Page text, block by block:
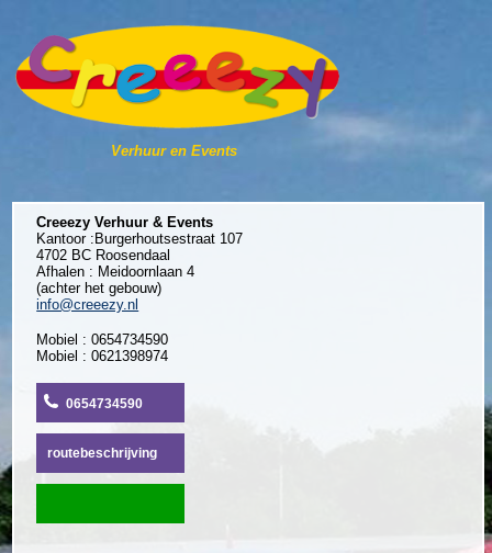
Verhuur en Events
Creeezy Verhuur & Events
Kantoor :Burgerhoutsestraat 107
4702 BC Roosendaal
Afhalen : Meidoornlaan 4
(achter het gebouw)
info@creeezy.nl
Mobiel : 0654734590
Mobiel : 0621398974
0654734590
routebeschrijving